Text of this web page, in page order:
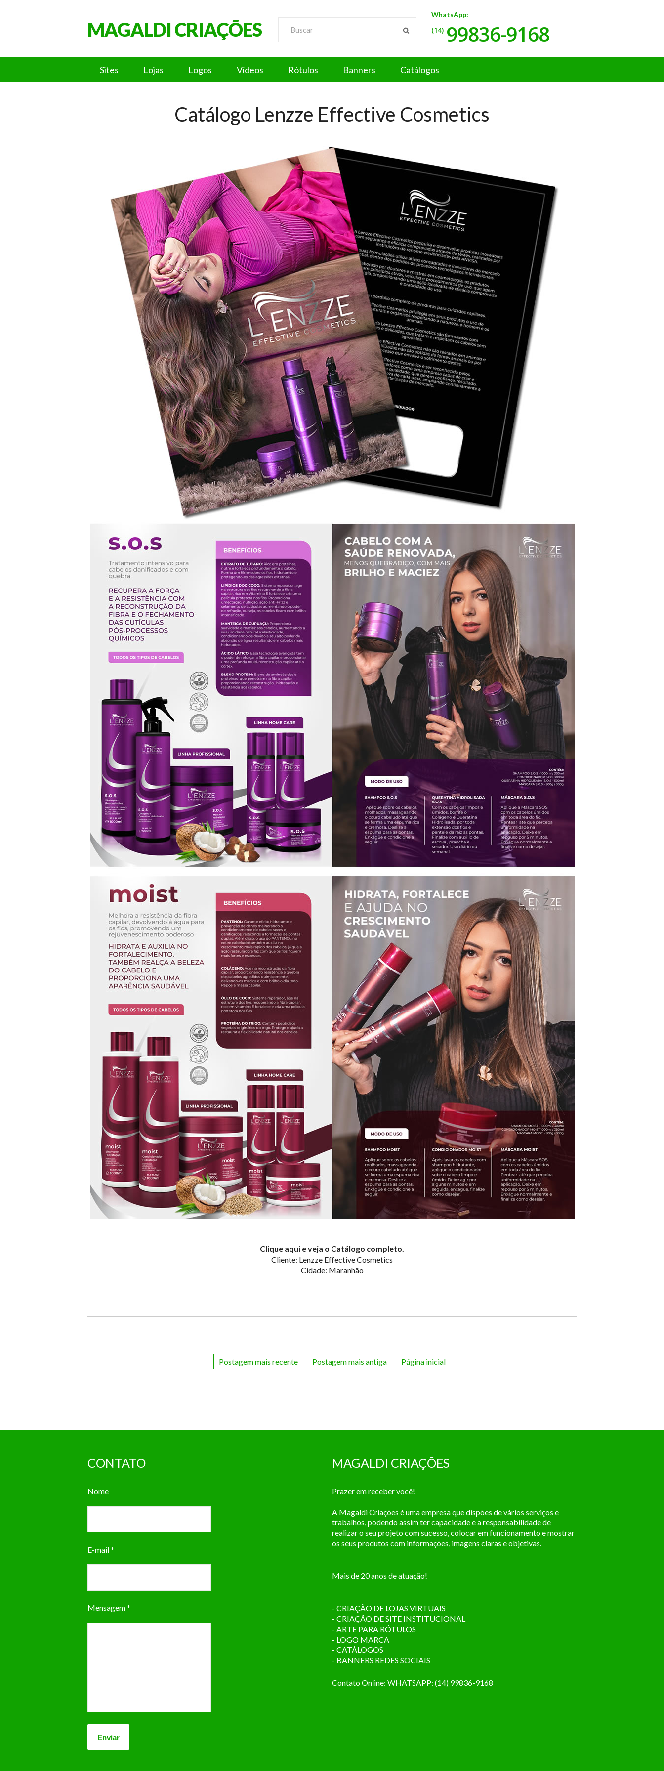
MAGALDI CRIAÇÕES
WhatsApp:
(14) 99836-9168
Sites Lojas Logos Vídeos Rótulos Banners Catálogos
Catálogo Lenzze Effective Cosmetics
Clique aqui e veja o Catálogo completo.
Cliente: Lenzze Effective Cosmetics
Cidade: Maranhão
Postagem mais recente Postagem mais antiga Página inicial
CONTATO
Nome
E-mail *
Mensagem *
MAGALDI CRIAÇÕES
Prazer em receber você!
A Magaldi Criações é uma empresa que dispões de vários serviços e
trabalhos, podendo assim ter capacidade e a responsabilidade de
realizar o seu projeto com sucesso, colocar em funcionamento e mostrar
os seus produtos com informações, imagens claras e objetivas.
Mais de 20 anos de atuação!
- CRIAÇÃO DE LOJAS VIRTUAIS
- CRIAÇÃO DE SITE INSTITUCIONAL
- ARTE PARA RÓTULOS
- LOGO MARCA
- CATÁLOGOS
- BANNERS REDES SOCIAIS
Contato Online: WHATSAPP: (14) 99836-9168